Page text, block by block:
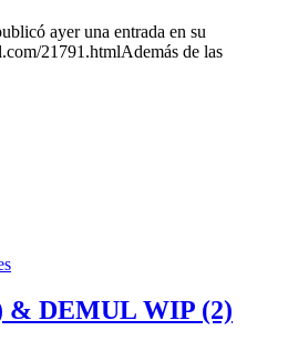
ayer una entrada en su
21791.htmlAdemás de las
& DEMUL WIP (2)